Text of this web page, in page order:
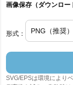
画像保存（ダウンロー
形式：
SVG/EPSは環境により